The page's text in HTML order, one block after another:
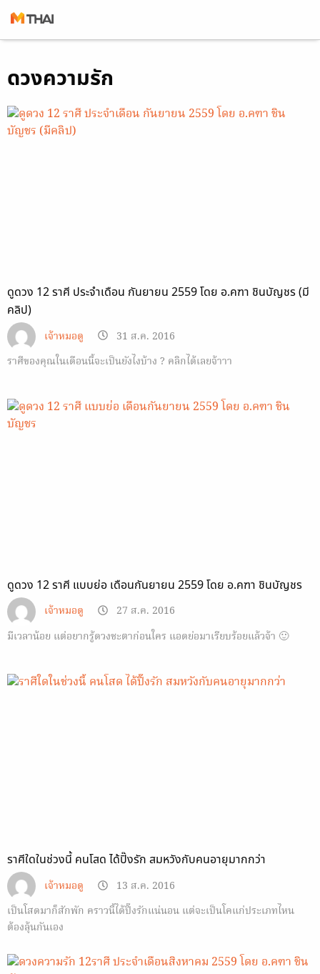
toดวงความรัก
ดูดวง 12 ราศี ประจำเดือน กันยายน 2559 โดย อ.คฑา ชินบัญชร (มี
คลิป)
เจ้าหมอดู
31 ส.ค. 2016
ราศีของคุณในเดือนนี้จะเป็นยังไงบ้าง ? คลิกได้เลยจ้าาา
ดูดวง 12 ราศี แบบย่อ เดือนกันยายน 2559 โดย อ.คฑา ชินบัญชร
เจ้าหมอดู
27 ส.ค. 2016
มีเวลาน้อย แต่อยากรู้ดวงชะตาก่อนใคร แอดย่อมาเรียบร้อยแล้วจ้า 🙂
ราศีใดในช่วงนี้ คนโสด ได้ปิ๊งรัก สมหวังกับคนอายุมากกว่า
เจ้าหมอดู
13 ส.ค. 2016
เป็นโสดมาก็สักพัก คราวนี้ได้ปิ๊งรักแน่นอน แต่จะเป็นโคแก่ประเภทไหน
ต้องลุ้นกันเอง